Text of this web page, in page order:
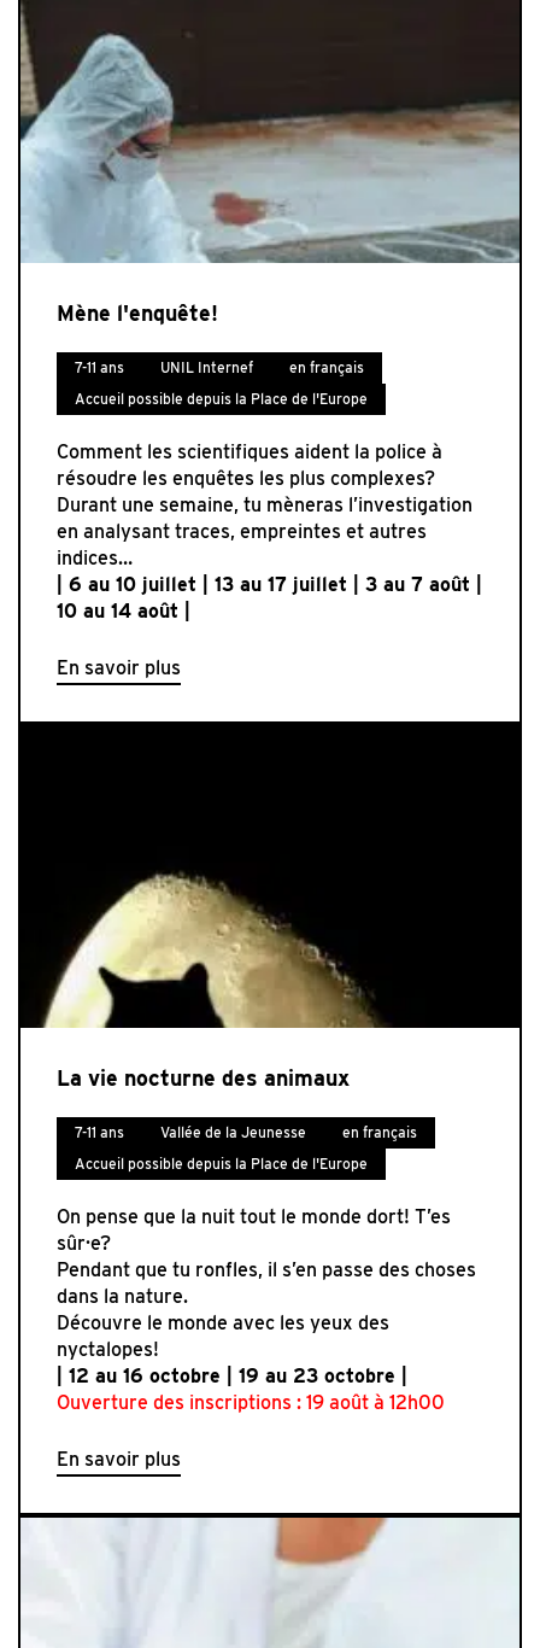
Mène l'enquête!
7-11 ans UNIL Internef
en français
Accueil possible depuis la Place de l'Europe
Comment les scientifiques aident la police à
résoudre les enquêtes les plus complexes?
Durant une semaine, tu mèneras l’investigation
en analysant traces, empreintes et autres
indices…
| 6 au 10 juillet | 13 au 17 juillet | 3 au 7 août |
10 au 14 août |
En savoir plus
La vie nocturne des animaux
7-11 ans Vallée de la Jeunesse
en français
Accueil possible depuis la Place de l'Europe
On pense que la nuit tout le monde dort! T’es
sûr·e?
Pendant que tu ronfles, il s’en passe des choses
dans la nature.
Découvre le monde avec les yeux des
nyctalopes!
| 12 au 16 octobre | 19 au 23 octobre |
Ouverture des inscriptions : 19 août à 12h00
En savoir plus